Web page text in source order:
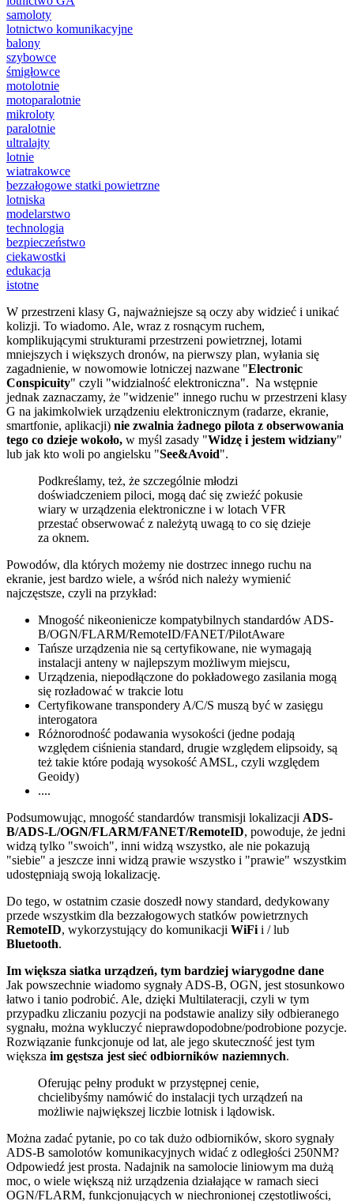
samoloty
lotnictwo komunikacyjne
balony
szybowce
śmigłowce
motolotnie
motoparalotnie
mikroloty
paralotnie
ultralajty
lotnie
wiatrakowce
bezzałogowe statki powietrzne
lotniska
modelarstwo
technologia
bezpieczeństwo
ciekawostki
edukacja
istotne
W przestrzeni klasy G, najważniejsze są oczy aby widzieć i unikać
kolizji. To wiadomo. Ale, wraz z rosnącym ruchem,
komplikującymi strukturami przestrzeni powietrznej, lotami
mniejszych i większych dronów, na pierwszy plan, wyłania się
zagadnienie, w nowomowie lotniczej nazwane "Electronic
Conspicuity" czyli "widzialność elektroniczna". Na wstępnie
jednak zaznaczamy, że "widzenie" innego ruchu w przestrzeni klasy
G na jakimkolwiek urządzeniu elektronicznym (radarze, ekranie,
smartfonie, aplikacji) nie zwalnia żadnego pilota z obserwowania
tego co dzieje wokoło, w myśl zasady "Widzę i jestem widziany"
lub jak kto woli po angielsku "See&Avoid".
Podkreślamy, też, że szczególnie młodzi
doświadczeniem piloci, mogą dać się zwieźć pokusie
wiary w urządzenia elektroniczne i w lotach VFR
przestać obserwować z należytą uwagą to co się dzieje
za oknem.
Powodów, dla których możemy nie dostrzec innego ruchu na
ekranie, jest bardzo wiele, a wśród nich należy wymienić
najczęstsze, czyli na przykład:
Mnogość nikeonienicze kompatybilnych standardów ADS-
B/OGN/FLARM/RemoteID/FANET/PilotAware
Tańsze urządzenia nie są certyfikowane, nie wymagają
instalacji anteny w najlepszym możliwym miejscu,
Urządzenia, niepodłączone do pokładowego zasilania mogą
się rozładować w trakcie lotu
Certyfikowane transpondery A/C/S muszą być w zasięgu
interogatora
Różnorodność podawania wysokości (jedne podają
względem ciśnienia standard, drugie względem elipsoidy, są
też takie które podają wysokość AMSL, czyli względem
Geoidy)
....
Podsumowując, mnogość standardów transmisji lokalizacji ADS-
B/ADS-L/OGN/FLARM/FANET/RemoteID, powoduje, że jedni
widzą tylko "swoich", inni widzą wszystko, ale nie pokazują
"siebie" a jeszcze inni widzą prawie wszystko i "prawie" wszystkim
udostępniają swoją lokalizację.
Do tego, w ostatnim czasie doszedł nowy standard, dedykowany
przede wszystkim dla bezzałogowych statków powietrznych
RemoteID, wykorzystujący do komunikacji WiFi i / lub
Bluetooth.
Im większa siatka urządzeń, tym bardziej wiarygodne dane
Jak powszechnie wiadomo sygnały ADS-B, OGN, jest stosunkowo
łatwo i tanio podrobić. Ale, dzięki Multilateracji, czyli w tym
przypadku zliczaniu pozycji na podstawie analizy siły odbieranego
sygnału, można wykluczyć nieprawdopodobne/podrobione pozycje.
Rozwiązanie funkcjonuje od lat, ale jego skuteczność jest tym
większa im gęstsza jest sieć odbiorników naziemnych.
Oferując pełny produkt w przystępnej cenie,
chcielibyśmy namówić do instalacji tych urządzeń na
możliwie największej liczbie lotnisk i lądowisk.
Można zadać pytanie, po co tak dużo odbiorników, skoro sygnały
ADS-B samolotów komunikacyjnych widać z odległości 250NM?
Odpowiedź jest prosta. Nadajnik na samolocie liniowym ma dużą
moc, o wiele większą niż urządzenia działające w ramach sieci
OGN/FLARM, funkcjonujących w niechronionej częstotliwości,